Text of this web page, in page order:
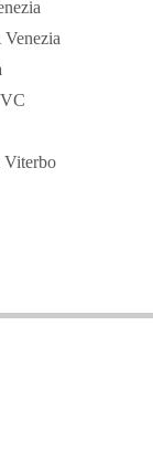
Viterbo